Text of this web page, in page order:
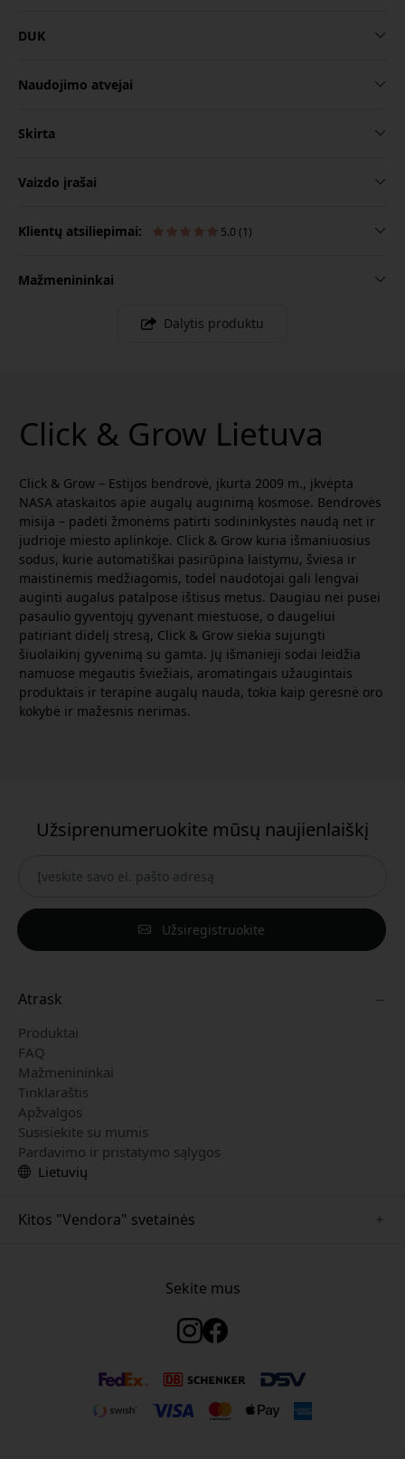
DUK
Naudojimo atvejai
Skirta
Vaizdo įrašai
Klientų atsiliepimai: 5.0 (1)
Mažmenininkai
Dalytis produktu
Click & Grow Lietuva
Click & Grow – Estijos bendrovė, įkurta 2009 m., įkvėpta
NASA ataskaitos apie augalų auginimą kosmose. Bendrovės
misija – padėti žmonėms patirti sodininkystės naudą net ir
judrioje miesto aplinkoje. Click & Grow kuria išmaniuosius
sodus, kurie automatiškai pasirūpina laistymu, šviesa ir
maistinėmis medžiagomis, todėl naudotojai gali lengvai
auginti augalus patalpose ištisus metus. Daugiau nei pusei
pasaulio gyventojų gyvenant miestuose, o daugeliui
patiriant didelį stresą, Click & Grow siekia sujungti
šiuolaikinį gyvenimą su gamta. Jų išmanieji sodai leidžia
namuose mėgautis šviežiais, aromatingais užaugintais
produktais ir terapine augalų nauda, tokia kaip geresnė oro
kokybė ir mažesnis nerimas.
Užsiprenumeruokite mūsų naujienlaiškį
Užsiregistruokite
Atrask
Produktai
FAQ
Mažmenininkai
Tinklaraštis
Apžvalgos
Susisiekite su mumis
Pardavimo ir pristatymo sąlygos
Lietuvių
Kitos "Vendora" svetainės
www.plaud.se
Sekite mus